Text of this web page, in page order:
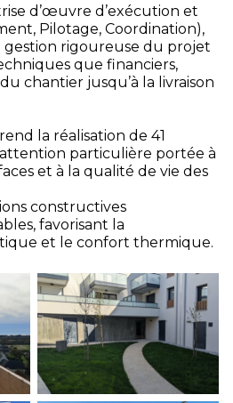
d’œuvre d’exécution et
Pilotage, Coordination),
gestion rigoureuse du projet
que financiers,
chantier jusqu’à la livraison
la réalisation de 41
particulière portée à
et à la qualité de vie des
constructives
favorisant la
et le confort thermique.